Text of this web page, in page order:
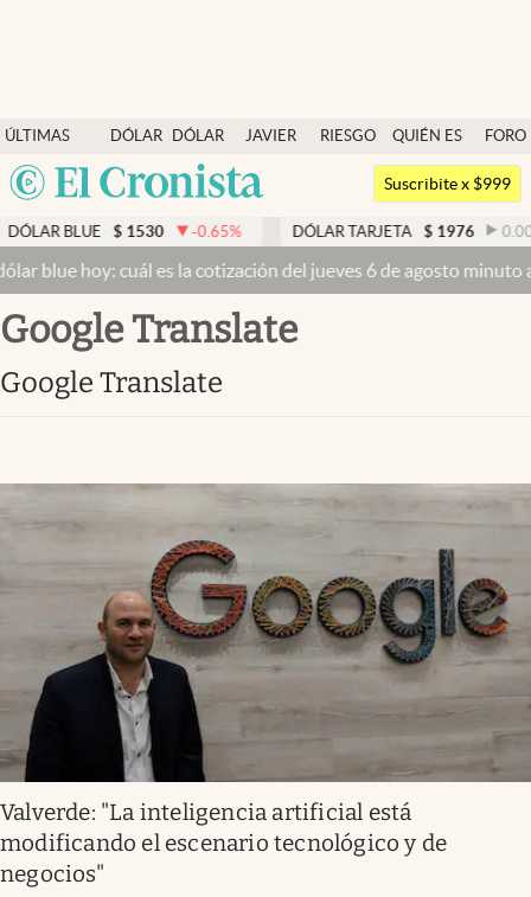
ÚLTIMAS
NOTICIAS
DÓLAR
DÓLAR
BLUE
JAVIER
RIESGO
QUIÉN ES
QUIÉN
FORO
Argentina
México
Dólar
Members
Economía y Política
Finanzas y Mercados
Mercados Online
Mundial 2026
Eventos Corporativos
El Cronista Studio
Mediakit
abre en nueva pestaña
Argentina
Suscribite x $999
BLUE $ 1530 -0.65% DÓLAR TARJETA $ 1976 0.00%
hoy: cuál es la cotización del jueves 6 de agosto minuto a
Google Translate
Google Translate
Valverde: "La inteligencia artificial está
modificando el escenario tecnológico y de
negocios"